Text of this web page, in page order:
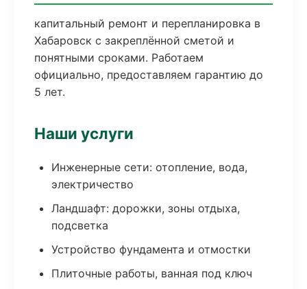
капитальный ремонт и перепланировка в
Хабаровск с закреплённой сметой и
понятными сроками. Работаем
официально, предоставляем гарантию до
5 лет.
Наши услуги
Инженерные сети: отопление, вода,
электричество
Ландшафт: дорожки, зоны отдыха,
подсветка
Устройство фундамента и отмостки
Плиточные работы, ванная под ключ